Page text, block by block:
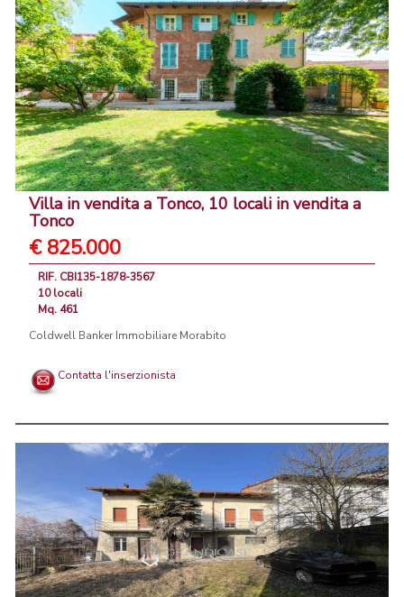
Villa in vendita a Tonco, 10 locali in vendita a
Tonco
€ 825.000
RIF. CBI135-1878-3567
10 locali
Mq. 461
Coldwell Banker Immobiliare Morabito
Contatta l'inserzionista